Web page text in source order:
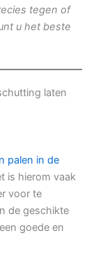
tegen of
u het beste
laten
palen in de
is hierom vaak
voor te
de geschikte
goede en